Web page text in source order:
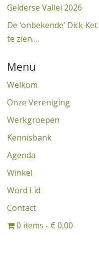
Gelderse Vallei 2026
De ‘onbekende’ Dick Ket
te zien….
Menu
Welkom
Onze Vereniging
Werkgroepen
Kennisbank
Agenda
Winkel
Word Lid
Contact
0 items
€ 0,00